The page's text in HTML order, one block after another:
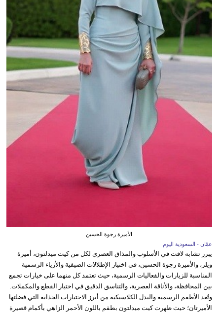
الأميرة رجوة الحسين
عمّان - السعودية اليوم
يبرز تشابه لافت في الأسلوب والمذاق العصري لكل من كيت ميدلتون، أميرة
ويلز، والأميرة رجوة الحسين، في اختيار الإطلالات الصيفية والأزياء الرسمية
المناسبة للزيارات والفعاليات الرسمية، حيث تعتمد كل منهما على خيارات تجمع
بين المحافظة، والأناقة العصرية، والتناسق الدقيق في اختيار القطع والمكملات.
وتُعد الأطقم الرسمية والبدل الكلاسيكية من أبرز الاختيارات الجذابة التي فضلتها
الأميرتان؛ حيث ظهرت كيت ميدلتون بطقم باللون الأحمر الزاهي بأكمام قصيرة